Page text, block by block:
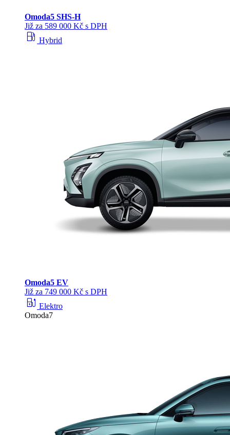
Omoda5 SHS‑H
Již za 589 000 Kč s DPH
local_gas_station Hybrid
Omoda5 EV
Již za 749 000 Kč s DPH
ev_station Elektro
Omoda7